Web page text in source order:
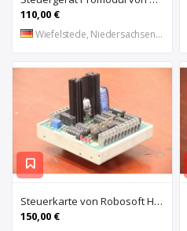
110,00 €
Wiefelstede, Niedersachsen, DE
Steuerkarte von Robosoft HACO – HACC 013 PPES 30135
150,00 €